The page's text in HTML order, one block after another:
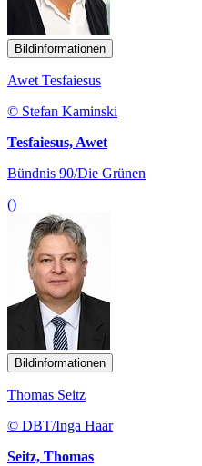
Bildinformationen
Awet Tesfaiesus
© Stefan Kaminski
Tesfaiesus, Awet
Bündnis 90/Die Grünen
()
Bildinformationen
Thomas Seitz
© DBT/Inga Haar
Seitz, Thomas